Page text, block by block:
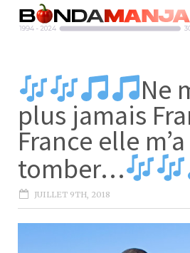
Ne
plus jamais
France elle
tomber…
JUILLET 9TH, 2018